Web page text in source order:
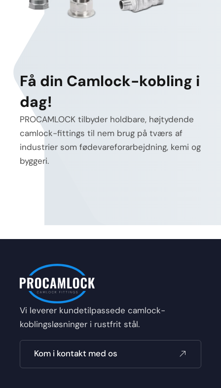
Få din Camlock-kobling i
dag!
PROCAMLOCK tilbyder holdbare, højtydende
camlock-fittings til nem brug på tværs af
industrier som fødevareforarbejdning, kemi og
byggeri.
Vi leverer kundetilpassede camlock-
koblingsløsninger i rustfrit stål.
Kom i kontakt med os